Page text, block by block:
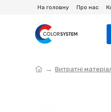
На головну Про нас
Витратні